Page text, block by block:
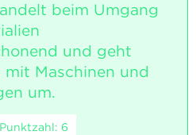
beim Umgang
und geht
Maschinen und
um.
6